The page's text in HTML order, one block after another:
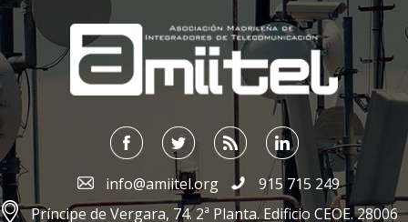
;
info@amiitel.org
915 715 249
Príncipe de Vergara, 74. 2ª Planta. Edificio CEOE. 28006